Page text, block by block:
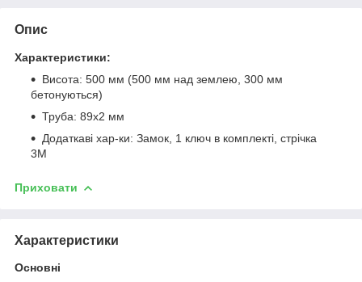
Опис
Характеристики:
Висота: 500 мм (500 мм над землею, 300 мм
бетонуються)
Труба: 89х2 мм
Додаткаві хар-ки: Замок, 1 ключ в комплекті, стрічка
3М
Приховати
Характеристики
Основні